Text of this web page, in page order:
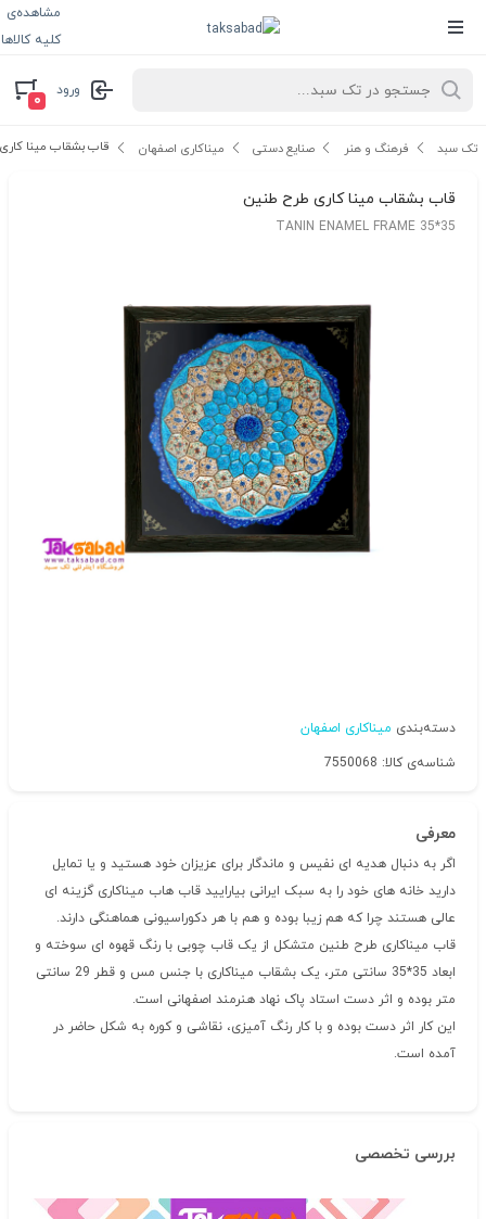
مشاهده‌ی
کلیه کالاها
ورود
۰
تک سبد فرهنگ و هنر صنایع دستی میناکاری اصفهان قاب بشقاب مینا
قاب بشقاب مینا کاری طرح طنین
TANIN ENAMEL FRAME 35*35
دسته‌بندی میناکاری اصفهان
شناسه‌ی کالا: 7550068
معرفی
اگر به دنبال هدیه ای نفیس و ماندگار برای عزیزان خود هستید و یا تمایل
دارید خانه های خود را به سبک ایرانی بیارایید قاب هاب میناکاری گزینه ای
عالی هستند چرا که هم زیبا بوده و هم با هر دکوراسیونی هماهنگی دارند.
قاب میناکاری طرح طنین متشکل از یک قاب چوبی با رنگ قهوه ای سوخته و
ابعاد 35*35 سانتی متر، یک بشقاب میناکاری با جنس مس و قطر 29 سانتی
متر بوده و اثر دست استاد پاک نهاد هنرمند اصفهانی است.
این کار اثر دست بوده و با کار رنگ آمیزی، نقاشی و کوره به شکل حاضر در
آمده است.
بررسی تخصصی